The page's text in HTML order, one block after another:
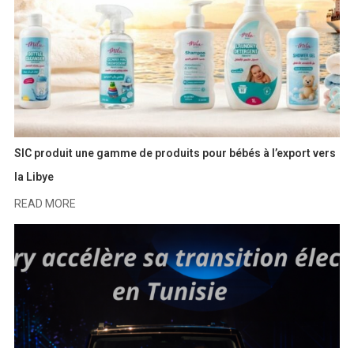
SIC produit une gamme de produits pour bébés à l’export vers
la Libye
READ MORE